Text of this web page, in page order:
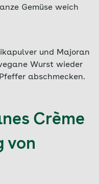
Gemüse weich
und Majoran
Wurst wieder
abschmecken.
Crème
von